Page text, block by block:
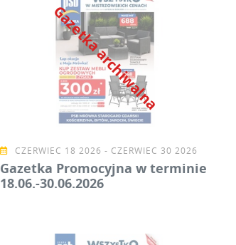
Gazetka archiwalna
CZERWIEC 18 2026 - CZERWIEC 30 2026
Gazetka Promocyjna w terminie
18.06.-30.06.2026